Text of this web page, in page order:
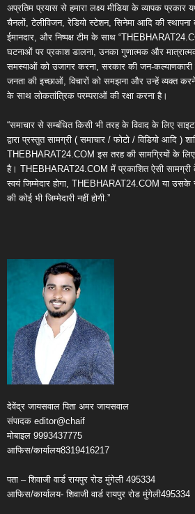
अप्रतिम प्रयास से हमारा लक्ष्य मीडिया के व्यापक
चैनलों, टेलीविजन, रेडियो स्टेशन, सिनेमा आदि की स्थापना
ईमानदार, और निष्पक्ष टीम के साथ
घटनाओं पर प्रकाश डालना, उनका गुणात्मक और
समस्याओं को उजागर करना, सरकार की जन-कल्याणकारी
जनता की इच्छाओं, विचारों को समझना और उन्हें व्यक्त
के साथ लोकतांत्रिक परम्पराओं की रक्षा करना है।
“समाचार से सम्बंधित किसी भी तरह के विवाद के लिए
द्वारा प्रस्तुत सामग्री ( समाचार / फोटो / विडियो आदि )
THEBHARAT24.COM इस तरह की सामग्रियों के लिए
है। THEBHARAT24.COM में प्रकाशित ऐसी सामग्री
स्वयं जिम्मेदार होगा, THEBHARAT24.COM या
की कोई भी जिम्मेदारी नहीं होगी.”
देवेंद्र जायसवाल पिता अमर जायसवाल
संपादक editor@chaif
मोबाइल 9993437775
आफिस/कार्यालय8319416217
पता – शिवाजी वार्ड रायपुर रोड मुंगेली 495334
आफिस/कार्यालय- शिवाजी वार्ड रायपुर रोड मुंगेली495334